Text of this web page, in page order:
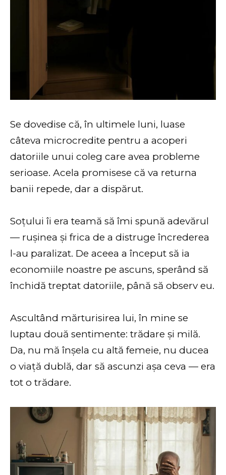
Se dovedise că, în ultimele luni, luase
câteva microcredite pentru a acoperi
datoriile unui coleg care avea probleme
serioase. Acela promisese că va returna
banii repede, dar a dispărut.
Soțului îi era teamă să îmi spună adevărul
— rușinea și frica de a distruge încrederea
l-au paralizat. De aceea a început să ia
economiile noastre pe ascuns, sperând să
închidă treptat datoriile, până să observ eu.
Ascultând mărturisirea lui, în mine se
luptau două sentimente: trădare și milă.
Da, nu mă înșela cu altă femeie, nu ducea
o viață dublă, dar să ascunzi așa ceva — era
tot o trădare.